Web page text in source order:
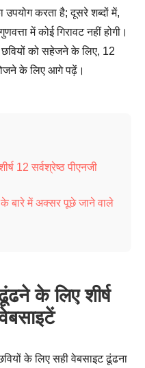
उपयोग करता है; दूसरे शब्दों में,
में कोई गिरावट नहीं होगी।
छवियों को सहेजने के लिए, 12
के लिए आगे पढ़ें।
12 सर्वश्रेष्ठ पीएनजी
के बारे में अक्सर पूछे जाने वाले
के लिए शीर्ष
के लिए सही वेबसाइट ढूंढना